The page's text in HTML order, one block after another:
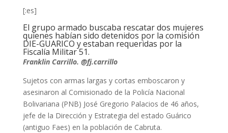
[:es]
El grupo armado buscaba rescatar dos mujeres
quienes habían sido detenidos por la comisión
DIE-GUARICO y estaban requeridas por la
Fiscalía Militar 51.
Franklin Carrillo. @fj.carrillo
Sujetos con armas largas y cortas emboscaron y
asesinaron al Comisionado de la Policía Nacional
Bolivariana (PNB) José Gregorio Palacios de 46 años,
jefe de la Dirección y Estrategia del estado Guárico
(antiguo Faes) en la población de Cabruta.